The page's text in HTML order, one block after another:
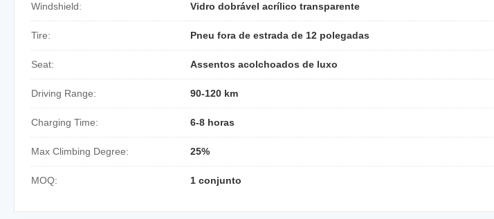
Windshield: Vidro dobrável acrílico transparente
Tire: Pneu fora de estrada de 12 polegadas
Seat: Assentos acolchoados de luxo
Driving Range: 90-120 km
Charging Time: 6-8 horas
Max Climbing Degree: 25%
MOQ: 1 conjunto